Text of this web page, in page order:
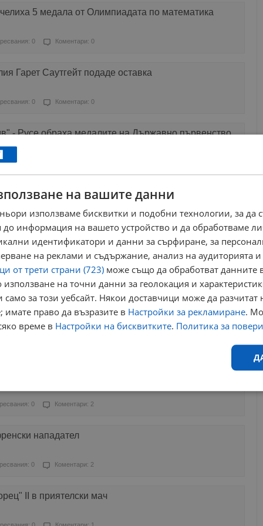
5 медала от Олимпиадата по математика
0 Коментари: 0
Гарет Саутгейт подаде оставка
0 Коментари: 0
- Русе обраха медалите на Държавно първенство
13
щастлив, че нямам думи!
2
си подготовка с победа
0 Коментари: 0
е европейски шампион по волейбол при
0 Коментари: 2
нападател
0 Коментари: 2
II в приятелски мач
на вашите данни
използваме бисквитки и подобни технологии, за да
до информация на вашето устройство и да обработваме
идентификатори и данни за сърфиране, за
на реклами и съдържание, анализ на аудиторията
от трети страни (723) може също да обработват данните
на точни данни за геолокация и
за този уебсайт. Някои доставчици може да разчитат
имате право да възразите в Настройки за рекламиране.
време в Настройки на бисквитките. Политика за
Ефективност Таргетиране Функционалност